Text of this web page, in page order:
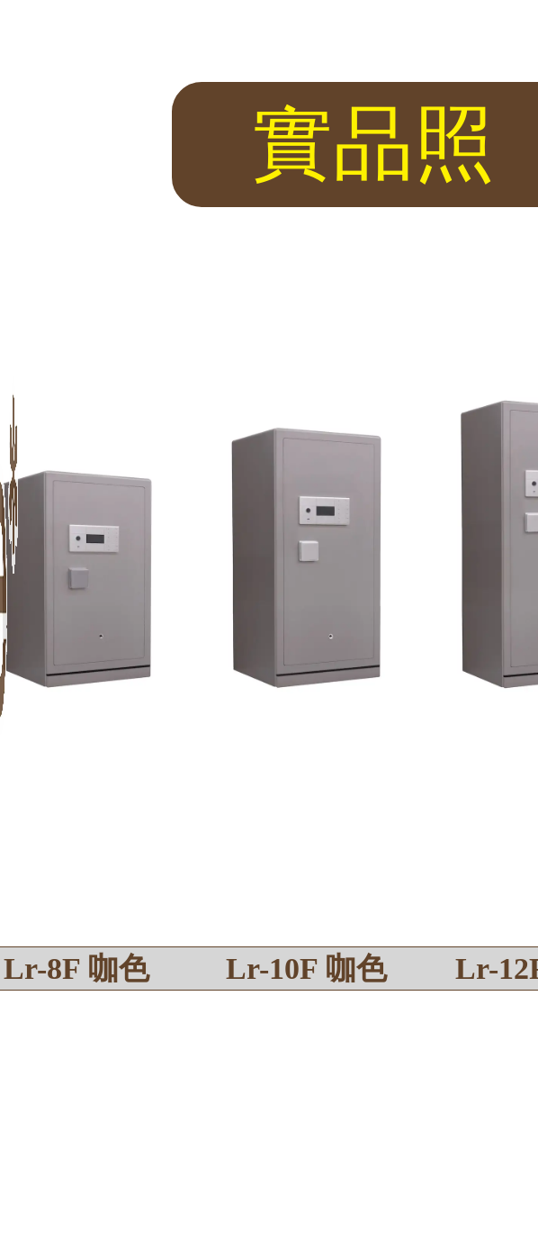
式輕鬆設定 T5-4F T5-3F 高級編織皮革內裝 T5-3F T5-6F 尺寸齊全 滿足各空間需求 T5-3F
實品照
Lr-8F 咖色 Lr-10F 咖色 Lr-